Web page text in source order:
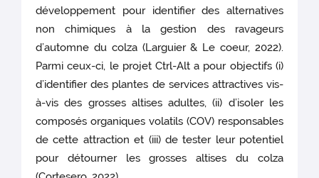
développement pour identifier des alternatives
non chimiques à la gestion des ravageurs
d’automne du colza (Larguier & Le coeur, 2022).
Parmi ceux-ci, le projet Ctrl-Alt a pour objectifs (i)
d’identifier des plantes de services attractives vis-
à-vis des grosses altises adultes, (ii) d’isoler les
composés organiques volatils (COV) responsables
de cette attraction et (iii) de tester leur potentiel
pour détourner les grosses altises du colza